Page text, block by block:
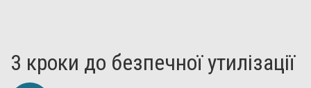
3 кроки до безпечної утилізації